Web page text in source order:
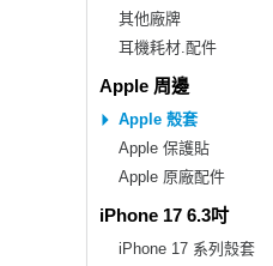
其他廠牌
耳機耗材.配件
Apple 周邊
Apple 殼套
Apple 保護貼
Apple 原廠配件
iPhone 17 6.3吋
iPhone 17 系列殼套